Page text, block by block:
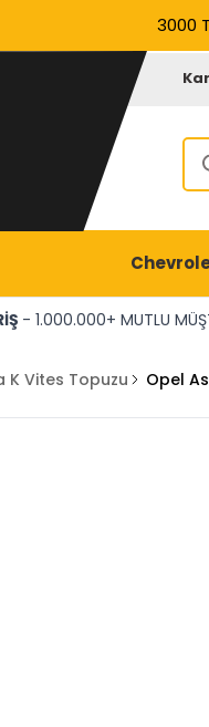
3000
- 1.000.000+ MUTLU
K Vites Topuzu Opel